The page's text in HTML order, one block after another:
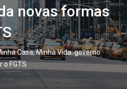
novas formas
Casa, Minha Vida: governo
o FGTS